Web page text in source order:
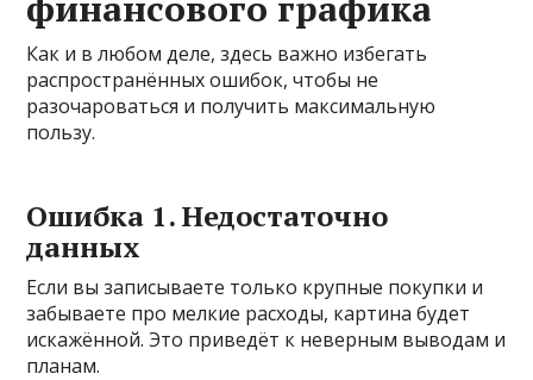
Как и в любом деле, здесь важно избегать
распространённых ошибок, чтобы не
разочароваться и получить максимальную
пользу.
Ошибка 1. Недостаточно
данных
Если вы записываете только крупные покупки и
забываете про мелкие расходы, картина будет
искажённой. Это приведёт к неверным выводам и
планам.